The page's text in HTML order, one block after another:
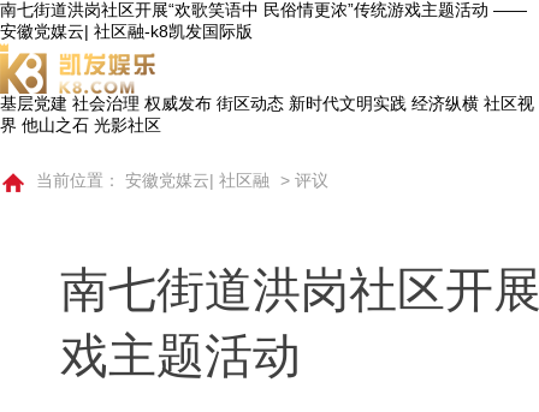
南七街道洪岗社区开展“欢歌笑语中 民俗情更浓”传统游戏主题活动 ——
安徽党媒云| 社区融-k8凯发国际版
基层党建 社会治理 权威发布 街区动态 新时代文明实践 经济纵横 社区视
界 他山之石 光影社区
当前位置： 安徽党媒云| 社区融 > 评议
南七街道洪岗社区开
戏主题活动